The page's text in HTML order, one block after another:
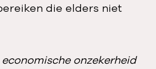
die elders niet
onzekerheid